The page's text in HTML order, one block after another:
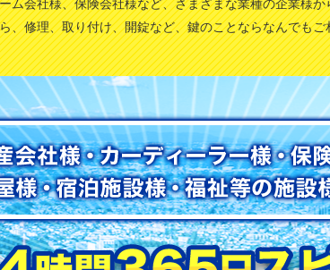
ム会社様、保険会社様など、さまざまな業種の企業様
、修理、取り付け、開錠など、鍵のことならなんでもご